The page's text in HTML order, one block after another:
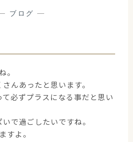
ブログ —
。
んあったと思います。
必ずプラスになる事だと思い
で過ごしたいですね。
すよ。